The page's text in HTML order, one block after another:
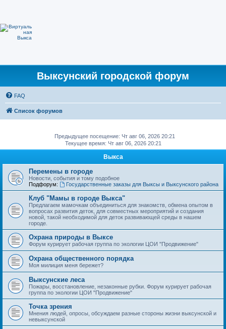
Выксунский городской форум
FAQ
Список форумов
Предыдущее посещение: Чт авг 06, 2026 20:21
Текущее время: Чт авг 06, 2026 20:21
Выкса
Перемены в городе
Новости, события и тому подобное
Подфорум:
Государственные заказы для Выксы и Выксунского района
Клуб "Мамы в городе Выкса"
Предлагаем мамочкам объединиться для знакомств, обмена опытом в
вопросах развития деток, для совместных мероприятий и создания
новой, такой необходимой для деток развивающей среды в нашем
городе.
Охрана природы в Выксе
Форум курирует рабочая группа по экологии ЦОИ "Продвижение"
Охрана общественного порядка
Моя милиция меня бережет?
Выксунские леса
Пожары, восстановление, незаконные рубки. Форум курирует рабочая
группа по экологии ЦОИ "Продвижение"
Точка зрения
Мнения людей, опросы, обсуждаем разные стороны жизни выксунской и
невыксунской